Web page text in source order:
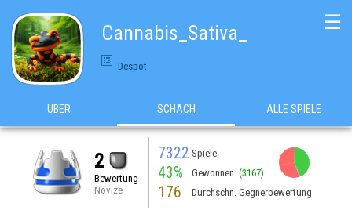
Cannabis_Sativa_
Despot
☰
ÜBER SCHACH ALLE SPIELE
2
Bewertung
Novize
7322 Spiele
43% Gewonnen (3167)
176 Durchschn. Gegnerbewertung